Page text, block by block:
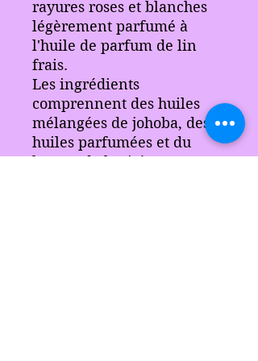
rayures roses et blanches
légèrement parfumé à
l'huile de parfum de lin
frais.
Les ingrédients
comprennent des huiles
mélangées de johoba, des
huiles parfumées et du
beurre de karité. Ce savon